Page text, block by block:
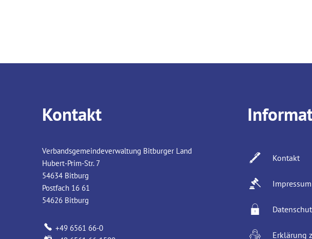
Kontakt
Verbandsgemeindeverwaltung Bitburger Land
Hubert-Prim-Str. 7
54634 Bitburg
Postfach 16 61
54626 Bitburg
+49 6561 66-0
Kontakt
Impressum
Erklärung